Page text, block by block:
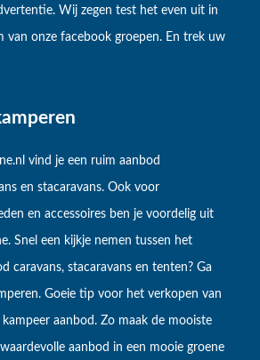
Wij zegen test het even uit in
van onze facebook groepen. En trek uw
vind je een ruim aanbod
en stacaravans. Ook voor
en accessoires ben je voordelig uit
Snel een kijkje nemen tussen het
caravans, stacaravans en tenten? Ga
Goeie tip voor het verkopen van
aanbod. Zo maak de mooiste
aanbod in een mooie groene